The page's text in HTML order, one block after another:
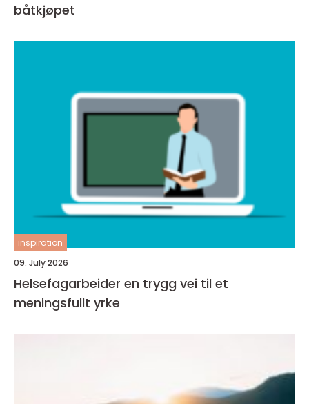
båtkjøpet
inspiration
09. July 2026
Helsefagarbeider en trygg vei til et
meningsfullt yrke